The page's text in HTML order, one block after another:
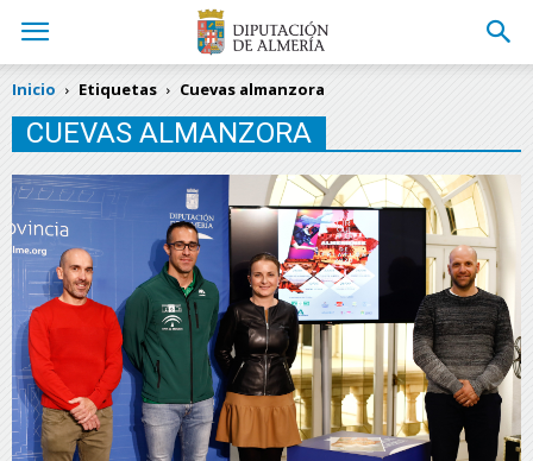
Inicio Etiquetas Cuevas almanzora
CUEVAS ALMANZORA